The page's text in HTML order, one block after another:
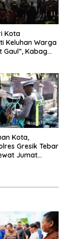
Kota
Keluhan Warga
Gaul”, Kabag
Masyarakat
Kota,
Gresik Tebar
Jumat